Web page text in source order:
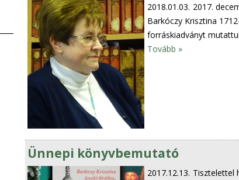
2018.01.03. 2017.
Barkóczy Krisztina
forráskiadványt
Tovább »
Ünnepi könyvbemutató
2017.12.13. Tisztelettel